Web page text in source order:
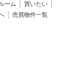
ーム
買いたい
売買物件一覧